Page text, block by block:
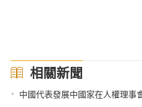
相關新聞
• 中國代表發展中國家在人權理事